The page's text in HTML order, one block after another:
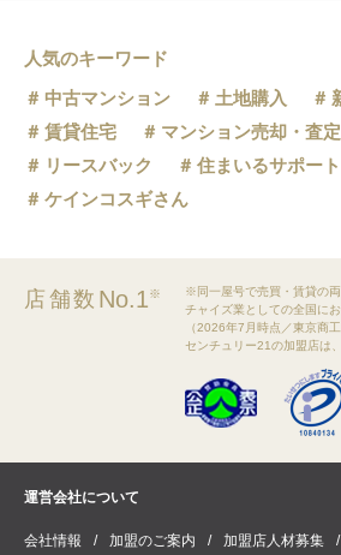
人気のキーワード
中古マンション
土地購入
賃貸住宅
マンション売却・査定
リースバック
住まいるサポート
ケインコスギさん
店舗数 No.1※
※同一屋号で売買・賃貸の
チャイズ業としての全国に
（2026年7月時点／東京商
センチュリー21の加盟店は
運営会社について
会社情報 加盟のご案内 加盟店人材募集